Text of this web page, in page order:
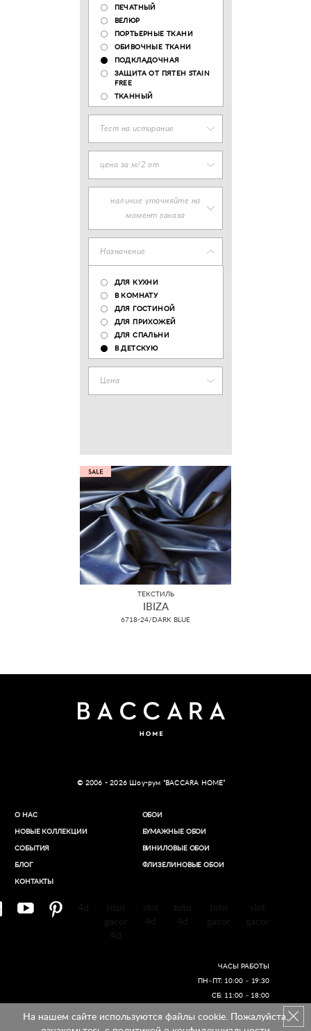
ПЕЧАТНЫЙ
ВЕЛЮР
ПОРТЬЕРНЫЕ ТКАНИ
ОБИВОЧНЫЕ ТКАНИ
ПОДКЛАДОЧНАЯ
ЗАЩИТА ОТ ПЯТЕН STAIN
FREE
ТКАННЫЙ
Тест на истирание
цена за м/2 от
наличие уточняйте на
момент заказа
Назначение
ДЛЯ КУХНИ
В КОМНАТУ
ДЛЯ ГОСТИНОЙ
ДЛЯ ПРИХОЖЕЙ
ДЛЯ СПАЛЬНИ
В ДЕТСКУЮ
Цена
ТЕКСТИЛЬ
IBIZA
6718-24/DARK BLUE
© 2006 - 2026 Шоу-рум “BACCARA HOME”
О НАС
НОВЫЕ КОЛЛЕКЦИИ
СОБЫТИЯ
БЛОГ
КОНТАКТЫ
ОБОИ
БУМАЖНЫЕ ОБОИ
ВИНИЛОВЫЕ ОБОИ​
ФЛИЗЕЛИНОВЫЕ ОБОИ
ЧАСЫ РАБОТЫ
ПН–ПТ: 10:00 – 19:30
СБ: 11:00 – 18:00
Создание сайтов
На нашем сайте используются файлы cookie. Пожалуйста,